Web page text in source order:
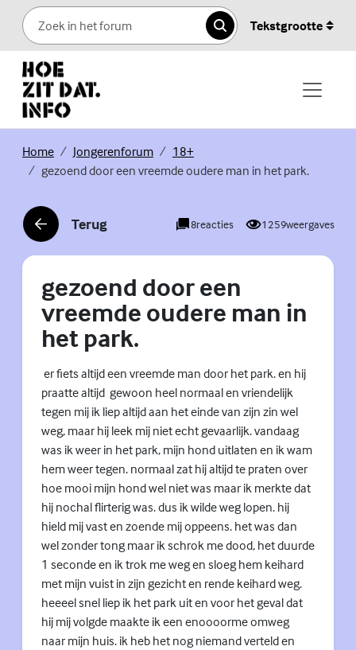
Skip to content
Zoeken
Tekstgrootte
Home(Externe link)
Jongerenforum(Externe link)
18+(Externe link)
gezoend door een vreemde oudere man in het park.
Terug
(Externe link) 8reacties 1259weergaves
gezoend door een
vreemde oudere man in
het park.
er fiets altijd een vreemde man door het park. en hij
praatte altijd gewoon heel normaal en vriendelijk
tegen mij ik liep altijd aan het einde van zijn zin wel
weg, maar hij leek mij niet echt gevaarlijk. vandaag
was ik weer in het park, mijn hond uitlaten en ik wam
hem weer tegen. normaal zat hij altijd te praten over
hoe mooi mijn hond wel niet was maar ik merkte dat
hij nochal flirterig was. dus ik wilde weg lopen. hij
hield mij vast en zoende mij oppeens. het was dan
wel zonder tong maar ik schrok me dood, het duurde
1 seconde en ik trok me weg en sloeg hem keihard
met mijn vuist in zijn gezicht en rende keihard weg.
heeeel snel liep ik het park uit en voor het geval dat
hij mij volgde maakte ik een enoooorme omweg
naar mijn huis. ik heb het nog niemand verteld en